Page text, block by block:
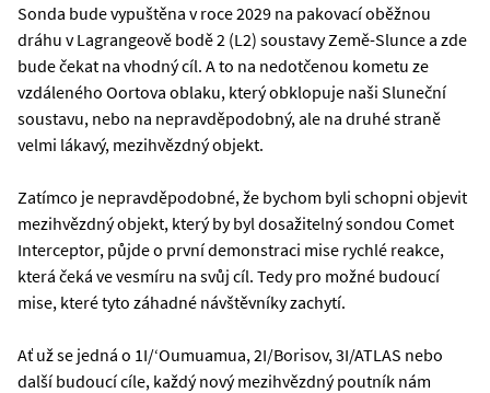
Sonda bude vypuštěna v roce 2029 na pakovací oběžnou
dráhu v Lagrangeově bodě 2 (L2) soustavy Země-Slunce a zde
bude čekat na vhodný cíl. A to na nedotčenou kometu ze
vzdáleného Oortova oblaku, který obklopuje naši Sluneční
soustavu, nebo na nepravděpodobný, ale na druhé straně
velmi lákavý, mezihvězdný objekt.
Zatímco je nepravděpodobné, že bychom byli schopni objevit
mezihvězdný objekt, který by byl dosažitelný sondou Comet
Interceptor, půjde o první demonstraci mise rychlé reakce,
která čeká ve vesmíru na svůj cíl. Tedy pro možné budoucí
mise, které tyto záhadné návštěvníky zachytí.
Ať už se jedná o 1I/‘Oumuamua, 2I/Borisov, 3I/ATLAS nebo
další budoucí cíle, každý nový mezihvězdný poutník nám